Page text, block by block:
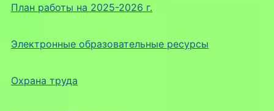
План работы на 2025-2026 г.
Электронные образовательные ресурсы
Охрана труда